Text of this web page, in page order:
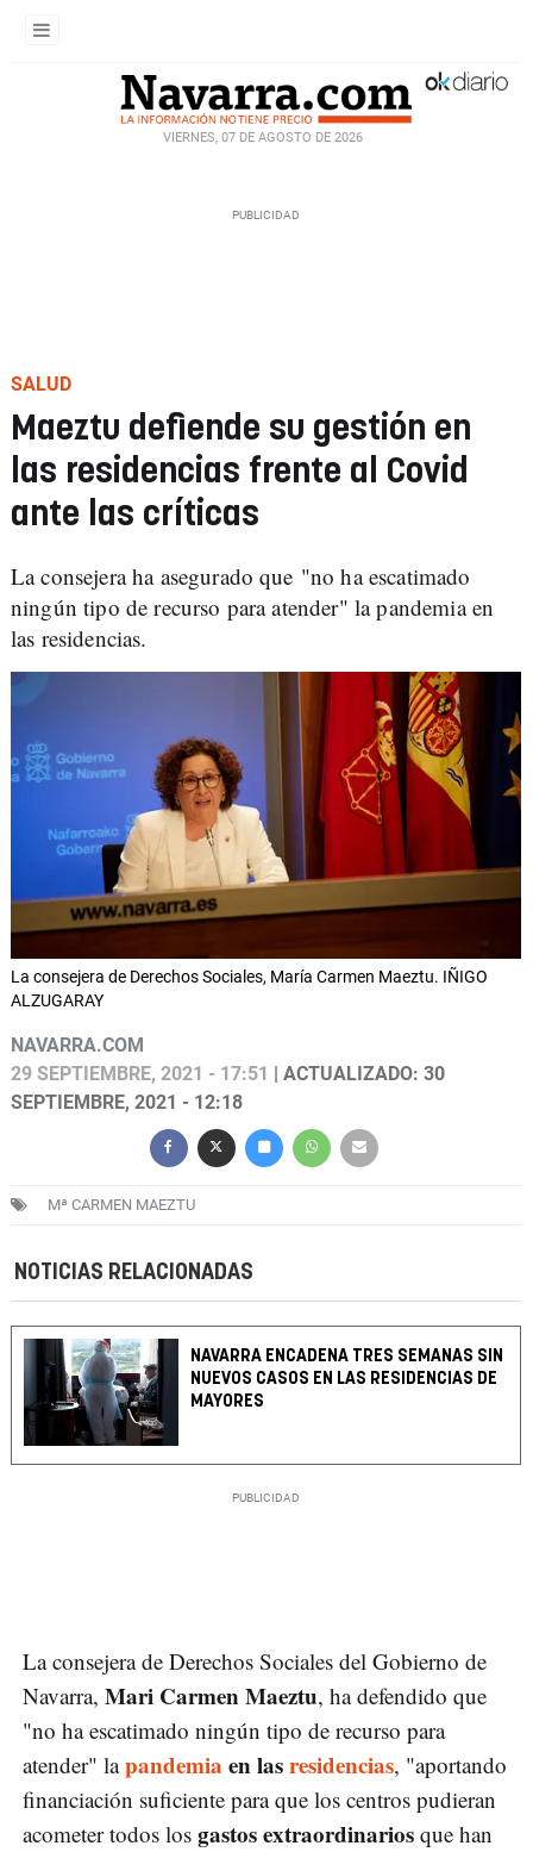
VIERNES, 07 DE AGOSTO DE 2026
SALUD
Maeztu defiende su gestión en
las residencias frente al Covid
ante las críticas
La consejera ha asegurado que "no ha escatimado
ningún tipo de recurso para atender" la pandemia en
las residencias.
La consejera de Derechos Sociales, María Carmen Maeztu. IÑIGO
ALZUGARAY
NAVARRA.COM
29 SEPTIEMBRE, 2021 - 17:51
| ACTUALIZADO: 30
SEPTIEMBRE, 2021 - 12:18
Mª CARMEN MAEZTU
NOTICIAS RELACIONADAS
NAVARRA ENCADENA TRES SEMANAS SIN
NUEVOS CASOS EN LAS RESIDENCIAS DE
MAYORES
La consejera de Derechos Sociales del Gobierno de
Navarra, Mari Carmen Maeztu, ha defendido que
"no ha escatimado ningún tipo de recurso para
atender" la pandemia en lasresidencias, "aportando
financiación suficiente para que los centros pudieran
acometer todos los gastos extraordinarios que han